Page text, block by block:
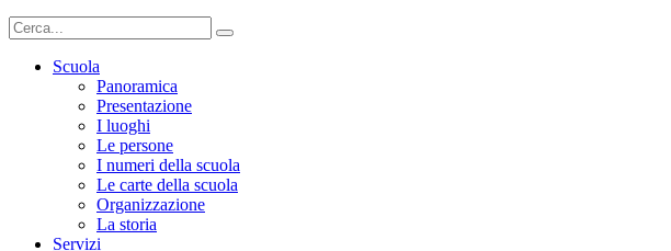
Scuola
Panoramica
Presentazione
I luoghi
Le persone
I numeri della scuola
Le carte della scuola
Organizzazione
La storia
Servizi